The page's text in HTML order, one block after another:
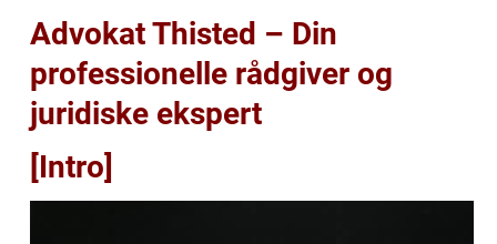
Advokat Thisted – Din
professionelle rådgiver og
juridiske ekspert
[Intro]